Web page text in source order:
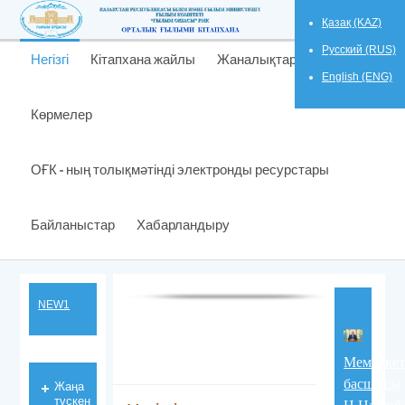
Қазақ (KAZ)
Русский (RUS)
English (ENG)
Негізгі Кітапхана жайлы Жаналықтар
Көрмелер
ОҒК - ның толықмәтінді электронды ресурстары
Байланыстар Хабарландыру
Мемлекет
басшысы
NEW1
Жаңа
түскен